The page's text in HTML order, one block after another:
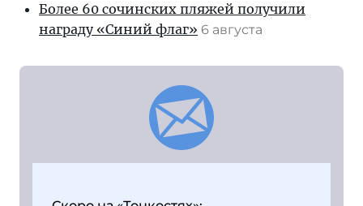
Более 60 сочинских пляжей получили
награду «Синий флаг» 6 августа